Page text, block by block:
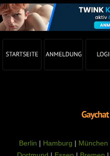
Berlin | Hamburg | München